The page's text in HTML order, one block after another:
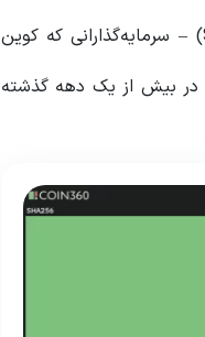
گفت که هولدرهای کوتاه‌مدت بیت‌کوین (STH) – سرمایه‌گذارانی که کوین
را در بیش از یک دهه گذشته